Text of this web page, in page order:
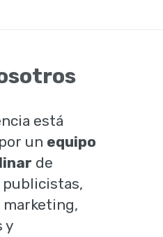
está
un equipo
de
y